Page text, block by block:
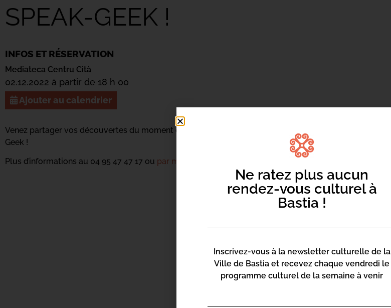
SPEAK-GEEK !
INFOS ET RÉSERVATION
Mediateca Centru Cità
02.12.2022 à partir de 18 h 00
Ajouter au calendrier
Venez partager vos découvertes du moment et échanger autour des dernières actus de la culture
Geek !
Plus d’informations au 04 95 47 47 17 ou par mail ici.
Ne ratez plus aucun
rendez-vous culturel à
Bastia !
Inscrivez-vous à la newsletter culturelle de la
Ville de Bastia et recevez chaque vendredi le
programme culturel de la semaine à venir